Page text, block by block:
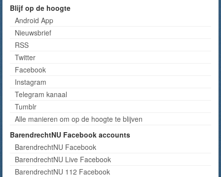
Blijf op de hoogte
Android App
Nieuwsbrief
RSS
Twitter
Facebook
Instagram
Telegram kanaal
Tumblr
Alle manieren om op de hoogte te blijven
BarendrechtNU Facebook accounts
BarendrechtNU Facebook
BarendrechtNU Live Facebook
BarendrechtNU 112 Facebook